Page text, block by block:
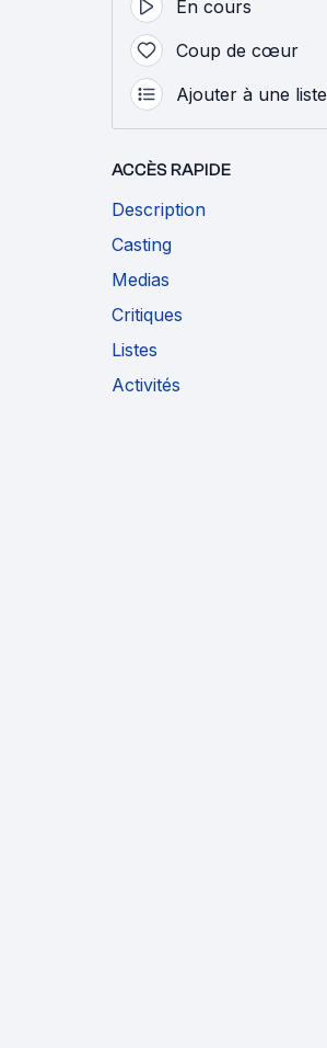
En cours
Coup de cœur
Ajouter à une liste
ACCÈS RAPIDE
Description
Casting
Medias
Critiques
Listes
Activités